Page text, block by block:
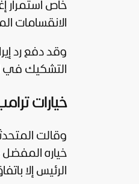
خاص استمرار
الانقسامات
وقد دفع رد
التشكيك في
خيارات
وقالت
خياره المفضل
الرئيس إلا